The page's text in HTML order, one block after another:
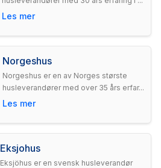
Les mer
Norgeshus
Norgeshus er en av Norges største
husleverandører med over 35 års erfar...
Les mer
Eksjohus
Eksjöhus er en svensk husleverandør